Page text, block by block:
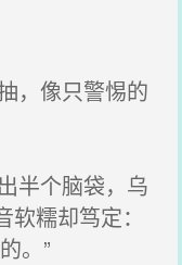
，像只警惕的
半个脑袋，乌
糯却笃定：
。”